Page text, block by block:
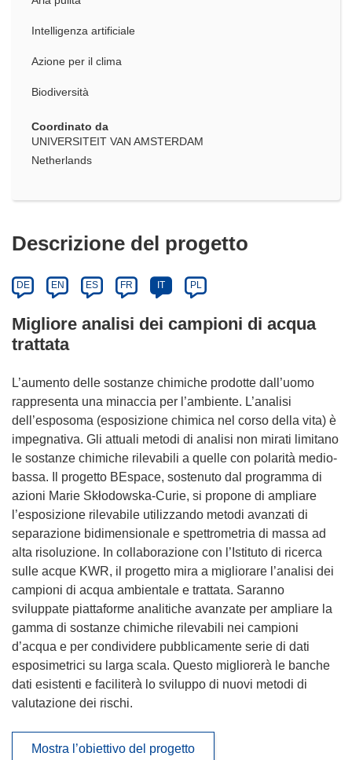
Intelligenza artificiale
Azione per il clima
Biodiversità
Coordinato da
UNIVERSITEIT VAN AMSTERDAM
Netherlands
Descrizione del progetto
DE EN ES FR IT PL
Migliore analisi dei campioni di acqua
trattata
L’aumento delle sostanze chimiche prodotte dall’uomo
rappresenta una minaccia per l’ambiente. L’analisi
dell’esposoma (esposizione chimica nel corso della vita) è
impegnativa. Gli attuali metodi di analisi non mirati limitano
le sostanze chimiche rilevabili a quelle con polarità medio-
bassa. Il progetto BEspace, sostenuto dal programma di
azioni Marie Skłodowska-Curie, si propone di ampliare
l’esposizione rilevabile utilizzando metodi avanzati di
separazione bidimensionale e spettrometria di massa ad
alta risoluzione. In collaborazione con l’Istituto di ricerca
sulle acque KWR, il progetto mira a migliorare l’analisi dei
campioni di acqua ambientale e trattata. Saranno
sviluppate piattaforme analitiche avanzate per ampliare la
gamma di sostanze chimiche rilevabili nei campioni
d’acqua e per condividere pubblicamente serie di dati
esposimetrici su larga scala. Questo migliorerà le banche
dati esistenti e faciliterà lo sviluppo di nuovi metodi di
valutazione dei rischi.
Mostra l’obiettivo del progetto